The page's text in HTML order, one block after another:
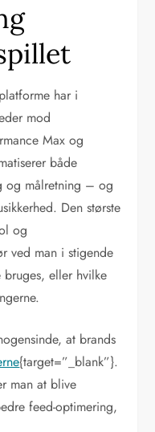
har i
mod
Max og
både
og målretning – og
Den største
og
ved man i stigende
eller hvilke
at brands
{target=”_blank”}.
man at blive
feed-optimering,